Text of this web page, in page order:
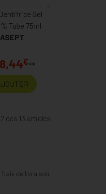
Gel
Tube 75ml
8,44€**
des 13 articles
de livraison.